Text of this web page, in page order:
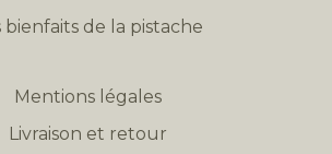
bienfaits de la pistache
Mentions légales
Livraison et retour